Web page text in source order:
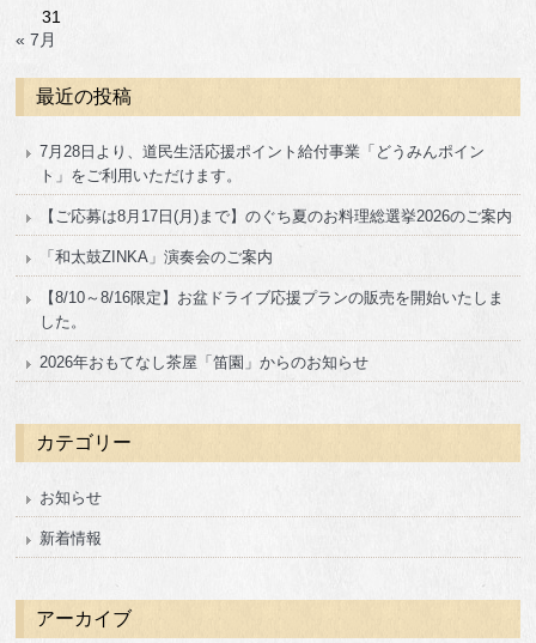
31
« 7月
最近の投稿
7月28日より、道民生活応援ポイント給付事業「どうみんポイン
ト」をご利用いただけます。
【ご応募は8月17日(月)まで】のぐち夏のお料理総選挙2026のご案内
「和太鼓ZINKA」演奏会のご案内
【8/10～8/16限定】お盆ドライブ応援プランの販売を開始いたしま
した。
2026年おもてなし茶屋「笛園」からのお知らせ
カテゴリー
お知らせ
新着情報
アーカイブ